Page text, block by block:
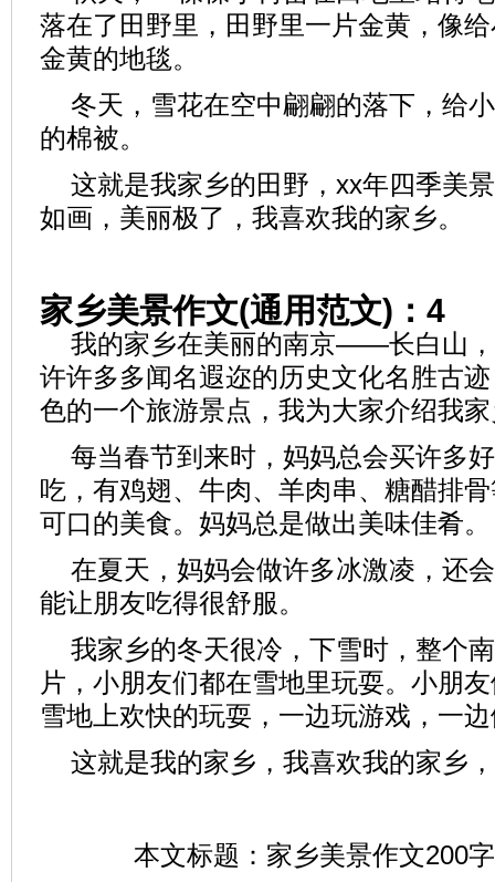
落在了田野里，田野里一片金黄，像
金黄的地毯。
冬天，雪花在空中翩翩的落下，给
的棉被。
这就是我家乡的田野，xx年四季美
如画，美丽极了，我喜欢我的家乡。
家乡美景作文(通用范文)：4
我的家乡在美丽的南京——长白山
许许多多闻名遐迩的历史文化名胜古
色的一个旅游景点，我为大家介绍我
每当春节到来时，妈妈总会买许多
吃，有鸡翅、牛肉、羊肉串、糖醋排
可口的美食。妈妈总是做出美味佳肴。
在夏天，妈妈会做许多冰激凌，还
能让朋友吃得很舒服。
我家乡的冬天很冷，下雪时，整个
片，小朋友们都在雪地里玩耍。小朋
雪地上欢快的玩耍，一边玩游戏，一
这就是我的家乡，我喜欢我的家乡
本文标题： 家乡美景作文200